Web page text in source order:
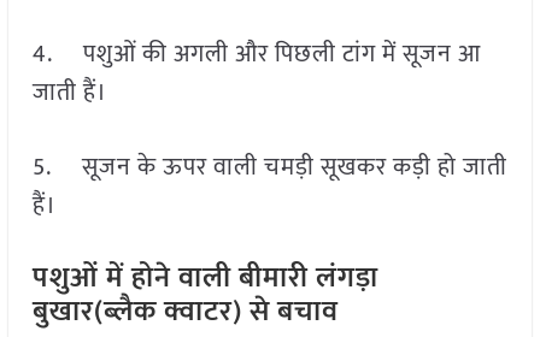
4. पशुओं की अगली और पिछली टांग में सूजन आ
जाती हैं।
5. सूजन के ऊपर वाली चमड़ी सूखकर कड़ी हो जाती
हैं।
पशुओं में होने वाली बीमारी लंगड़ा
बुखार(ब्लैक क्वाटर) से बचाव